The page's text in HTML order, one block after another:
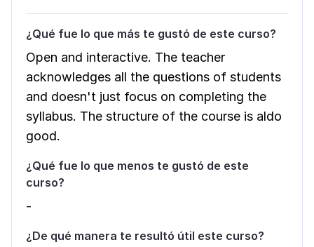
¿Qué fue lo que más te gustó de este curso?
Open and interactive. The teacher
acknowledges all the questions of students
and doesn't just focus on completing the
syllabus. The structure of the course is aldo
good.
¿Qué fue lo que menos te gustó de este
curso?
-
¿De qué manera te resultó útil este curso?